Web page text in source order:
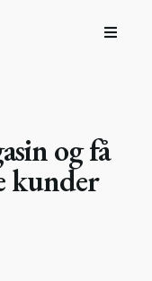
og få
kunder